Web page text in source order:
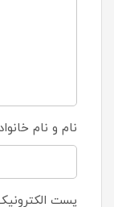
نام و نام
پست